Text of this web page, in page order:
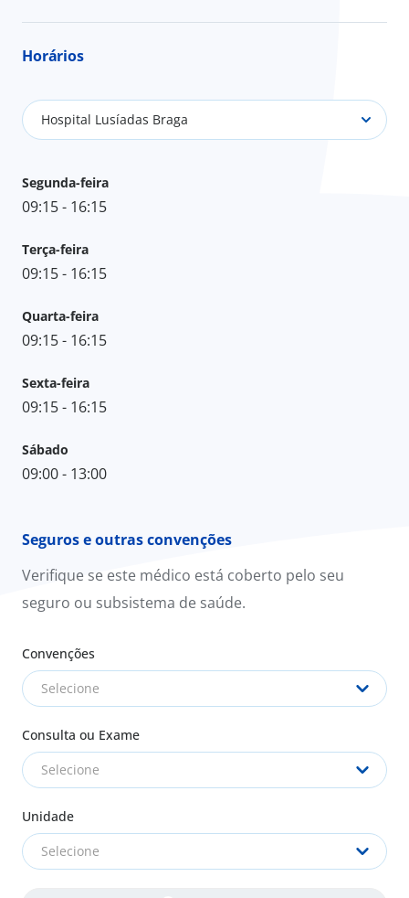
Horários
Hospital Lusíadas Braga
Segunda-feira
09:15 - 16:15
Terça-feira
09:15 - 16:15
Quarta-feira
09:15 - 16:15
Sexta-feira
09:15 - 16:15
Sábado
09:00 - 13:00
Seguros e outras convenções
Verifique se este médico está coberto pelo seu
seguro ou subsistema de saúde.
Convenções
Selecione
Consulta ou Exame
Selecione
Unidade
Selecione